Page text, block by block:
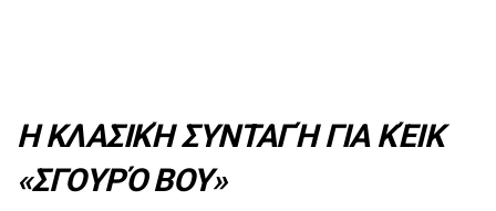
Η ΚΛΑΣΙΚΉ ΣΥΝΤΑΓΉ ΓΙΑ ΚΈΙΚ
«ΣΓΟΥΡΌ BOY»